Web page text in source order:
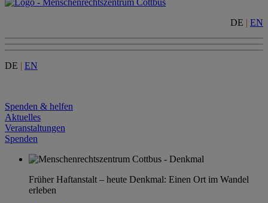
DE | EN
DE | EN
Spenden & helfen
Aktuelles
Veranstaltungen
Spenden
Früher Haftanstalt – heute Denkmal: Einen Ort im Wandel
erleben